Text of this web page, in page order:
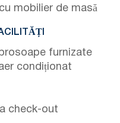
mobilier de masă
furnizate
condiționat
check-out